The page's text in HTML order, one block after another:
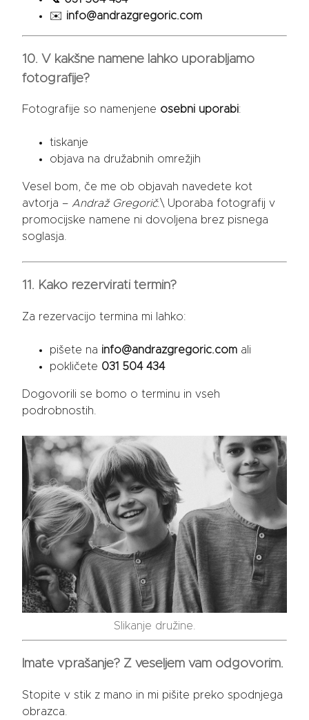
✉️ info@andrazgregoric.com
10. V kakšne namene lahko uporabljamo
fotografije?
Fotografije so namenjene osebni uporabi:
tiskanje
objava na družabnih omrežjih
Vesel bom, če me ob objavah navedete kot
avtorja – Andraž Gregorič.\ Uporaba fotografij v
promocijske namene ni dovoljena brez pisnega
soglasja.
11. Kako rezervirati termin?
Za rezervacijo termina mi lahko:
pišete na info@andrazgregoric.com ali
pokličete 031 504 434
Dogovorili se bomo o terminu in vseh
podrobnostih.
Slikanje družine.
Imate vprašanje? Z veseljem vam odgovorim.
Stopite v stik z mano in mi pišite preko spodnjega
obrazca.